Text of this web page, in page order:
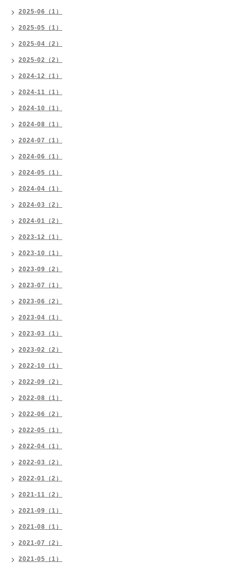
2025-06（1）
2025-05（1）
2025-04（2）
2025-02（2）
2024-12（1）
2024-11（1）
2024-10（1）
2024-08（1）
2024-07（1）
2024-06（1）
2024-05（1）
2024-04（1）
2024-03（2）
2024-01（2）
2023-12（1）
2023-10（1）
2023-09（2）
2023-07（1）
2023-06（2）
2023-04（1）
2023-03（1）
2023-02（2）
2022-10（1）
2022-09（2）
2022-08（1）
2022-06（2）
2022-05（1）
2022-04（1）
2022-03（2）
2022-01（2）
2021-11（2）
2021-09（1）
2021-08（1）
2021-07（2）
2021-05（1）